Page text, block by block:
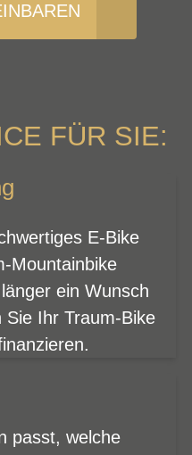
FÜR SIE:
E-Bike
Mountainbike
ein Wunsch
Sie Ihr Traum-Bike
passt, welche